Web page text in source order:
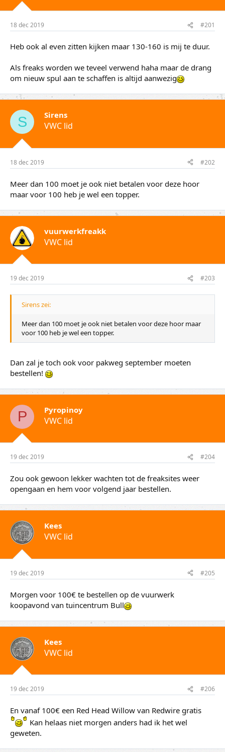
t
r
m
18 dec 2019 #201
Heb ook al even zitten kijken maar 130-160 is mij te duur.
Als freaks worden we teveel verwend haha maar de drang
om nieuw spul aan te schaffen is altijd aanwezig
S Sirens
VWC lid
18 dec 2019 #202
Meer dan 100 moet je ook niet betalen voor deze hoor
maar voor 100 heb je wel een topper.
vuurwerkfreakk
VWC lid
19 dec 2019 #203
Sirens zei:
Meer dan 100 moet je ook niet betalen voor deze hoor maar
voor 100 heb je wel een topper.
Dan zal je toch ook voor pakweg september moeten
bestellen!
P Pyropinoy
VWC lid
19 dec 2019 #204
Zou ook gewoon lekker wachten tot de freaksites weer
opengaan en hem voor volgend jaar bestellen.
Kees
VWC lid
19 dec 2019 #205
Morgen voor 100€ te bestellen op de vuurwerk
koopavond van tuincentrum Bull
Kees
VWC lid
19 dec 2019 #206
En vanaf 100€ een Red Head Willow van Redwire gratis
Kan helaas niet morgen anders had ik het wel
geweten.